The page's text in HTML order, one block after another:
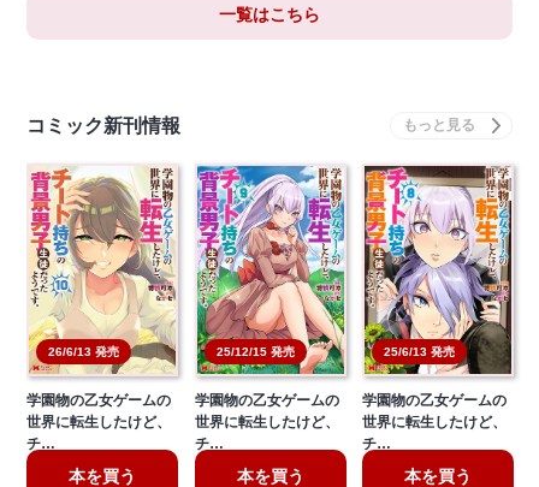
一覧はこちら
コミック新刊情報
26/6/13 発売
学園物の乙女ゲームの
世界に転生したけど、
チ…
本を買う
25/12/15 発売
学園物の乙女ゲームの
世界に転生したけど、
チ…
本を買う
25/6/13 発売
学園物の乙女ゲームの
世界に転生したけど、
チ…
本を買う